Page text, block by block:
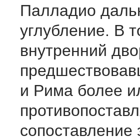
Палладио
углубление. В
внутренний
и Рима более
сопоставление